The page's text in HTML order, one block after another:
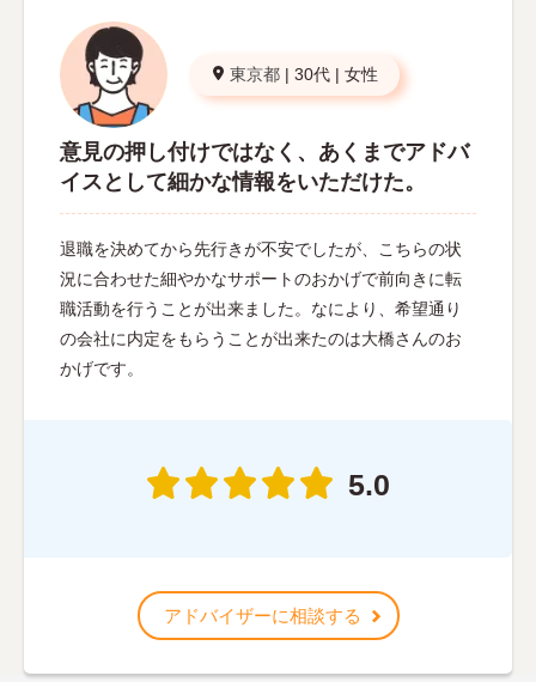
東京都 | 30代 | 女性
意見の押し付けではなく、あくまでアドバ
イスとして細かな情報をいただけた。
退職を決めてから先行きが不安でしたが、こちらの状
況に合わせた細やかなサポートのおかげで前向きに転
職活動を行うことが出来ました。なにより、希望通り
の会社に内定をもらうことが出来たのは大橋さんのお
かげです。
5.0
アドバイザーに相談する